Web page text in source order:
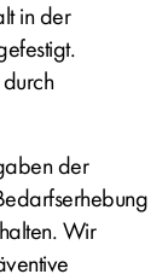
in der
der
Wir